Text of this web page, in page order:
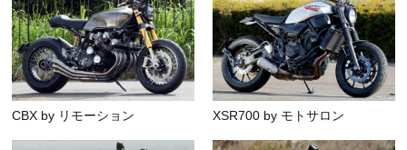
CBX by リモーション XSR700 by モトサロン